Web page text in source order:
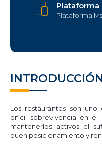
Los restaurantes son
difícil sobrevivencia en
mantenerlos activos el
buen posicionamiento y
Plataforma
Plataforma